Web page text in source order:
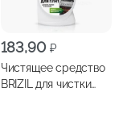
183,90 ₽
Чистящее средство
BRIZIL для чистки